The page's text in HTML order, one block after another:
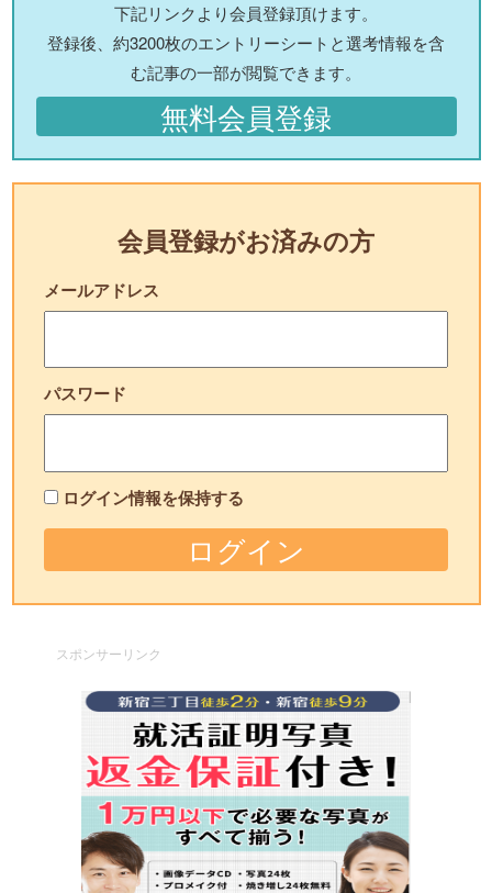
下記リンクより会員登録頂けます。
登録後、約3200枚のエントリーシートと選考情報を含
む記事の一部が閲覧できます。
無料会員登録
会員登録がお済みの方
メールアドレス
パスワード
ログイン情報を保持する
スポンサーリンク